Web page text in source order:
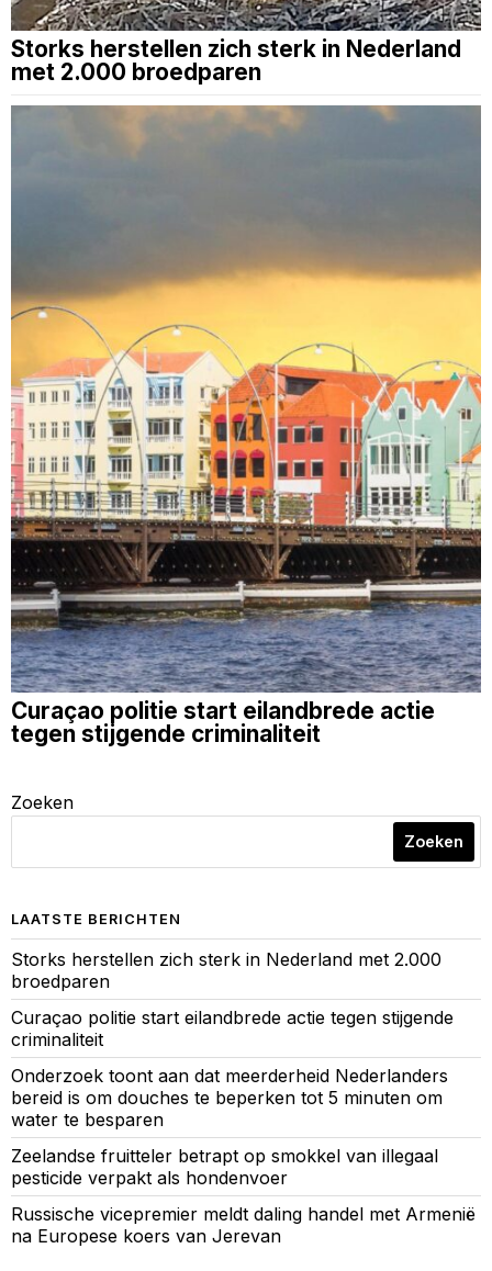
Storks herstellen zich sterk in Nederland
met 2.000 broedparen
Curaçao politie start eilandbrede actie
tegen stijgende criminaliteit
Zoeken
Zoeken
LAATSTE BERICHTEN
Storks herstellen zich sterk in Nederland met 2.000
broedparen
Curaçao politie start eilandbrede actie tegen stijgende
criminaliteit
Onderzoek toont aan dat meerderheid Nederlanders
bereid is om douches te beperken tot 5 minuten om
water te besparen
Zeelandse fruitteler betrapt op smokkel van illegaal
pesticide verpakt als hondenvoer
Russische vicepremier meldt daling handel met Armenië
na Europese koers van Jerevan